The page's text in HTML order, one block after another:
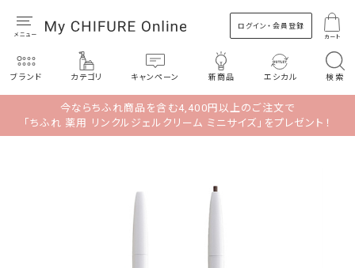
ログイン・会員登録
カート
ブランド カテゴリ キャンペーン 新商品 エシカル 検索
今ならちふれ商品を含む4,400円以上のご注文で
「ちふれ 薬用 リンクルジェルクリーム ミニサイズ」をプレゼント！